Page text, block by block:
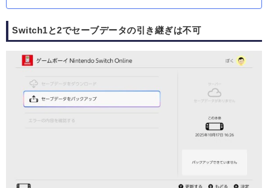
Switch1と2でセーブデータの引き継ぎは不可